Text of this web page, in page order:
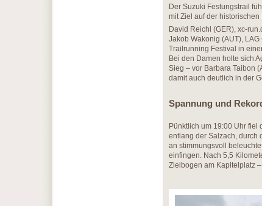
Der Suzuki Festungstrail
mit Ziel auf der
David Reichl (GER), xc-
Jakob Wakonig (AUT),
Trailrunning Festival in
Bei den Damen holte sich
Sieg – vor Barbara Taibon
damit auch deutlich in der
Spannung und
Pünktlich um 19:00 Uhr fiel
entlang der Salzach, durch
an stimmungsvoll
einfingen. Nach 5,5
Zielbogen am Kapitelplatz